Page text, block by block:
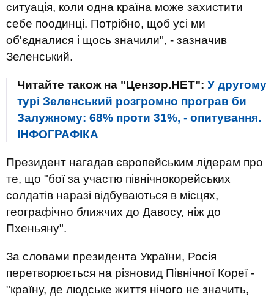
ситуація, коли одна країна може захистити
себе поодинці. Потрібно, щоб усі ми
об'єдналися і щось значили", - зазначив
Зеленський.
Читайте також на "Цензор.НЕТ": У другому
турі Зеленський розгромно програв би
Залужному: 68% проти 31%, - опитування.
ІНФОГРАФІКА
Президент нагадав європейським лідерам про
те, що "бої за участю північнокорейських
солдатів наразі відбуваються в місцях,
географічно ближчих до Давосу, ніж до
Пхеньяну".
За словами президента України, Росія
перетворюється на різновид Північної Кореї -
"країну, де людське життя нічого не значить,